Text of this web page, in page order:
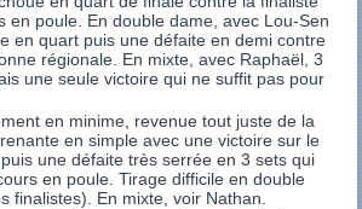
en poule. En double dame, avec Lou-Sen
en quart puis une défaite en demi contre
régionale. En mixte, avec Raphaël, 3
une seule victoire qui ne suffit pas pour
en minime, revenue tout juste de la
en simple avec une victoire sur le
une défaite très serrée en 3 sets qui
en poule. Tirage difficile en double
finalistes). En mixte, voir Nathan.